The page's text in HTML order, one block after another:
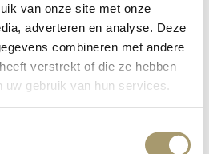
van onze site met onze
adverteren en analyse. Deze
combineren met andere
verstrekt of die ze hebben
gebruik van hun services.
Le
8.5